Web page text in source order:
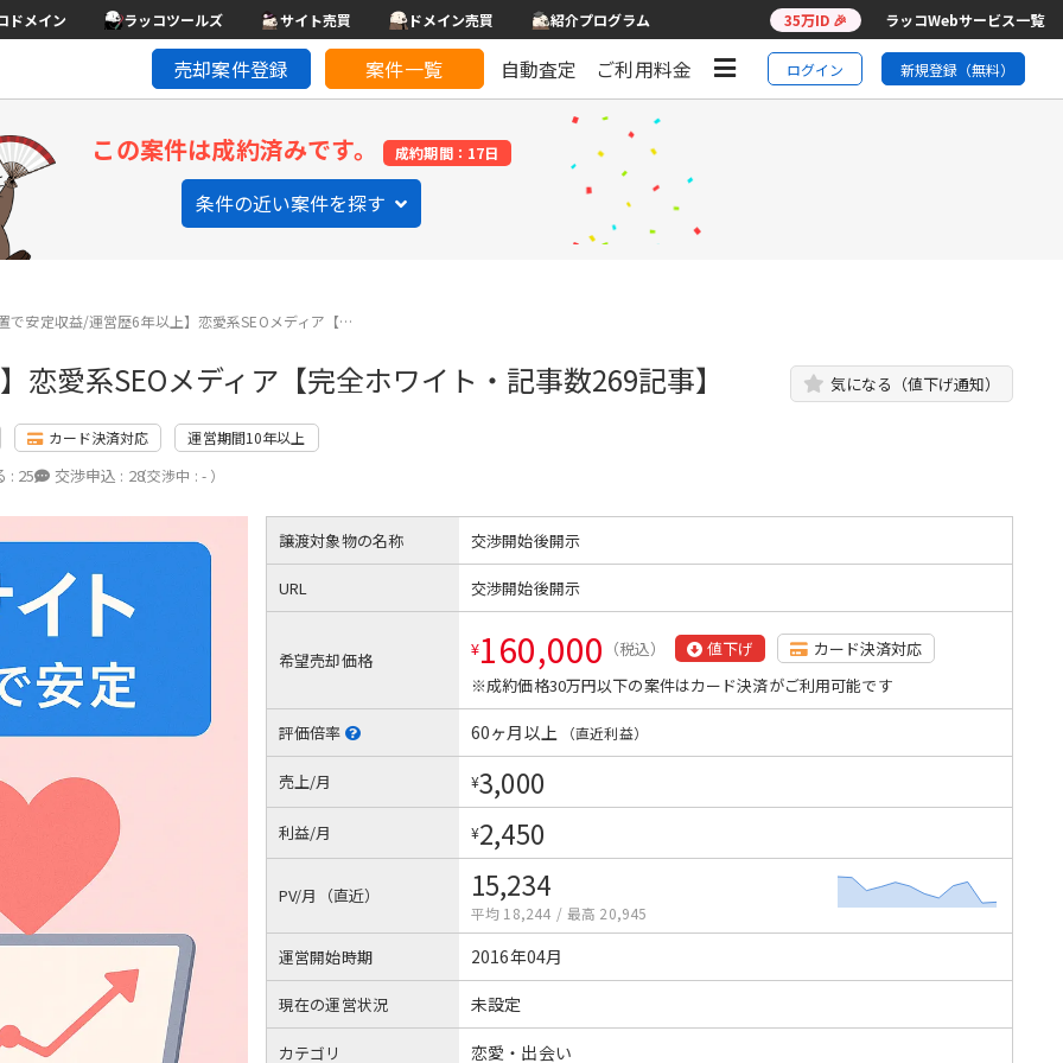
ドメイン ラッコツールズ サイト売買 ドメイン売買 紹介プログラム 35万ID 🎉 ラッコWebサービス一覧
売却案件登録 案件一覧 自動査定 ご利用料金 ログイン 新規登録（無料）
この案件は成約済みです。 成約期間：17日
条件の近い案件を探す
で安定収益/運営歴6年以上】恋愛系SEOメディア【…
愛系SEOメディア【完全ホワイト・記事数269記事】 気になる（値下げ通知）
カード決済対応 運営期間10年以上
: 25 交渉申込 : 28
（交渉中 : - ）
譲渡対象物の名称 交渉開始後開示
URL 交渉開始後開示
希望売却価格 ¥160,000 （税込） 値下げ
カード決済対応
※成約価格30万円以下の案件はカード決済がご利用可能です
評価倍率 60ヶ月以上 （直近利益）
売上/月 ¥3,000
利益/月 ¥2,450
PV/月（直近） 15,234
平均 18,244 / 最高 20,945
運営開始時期 2016年04月
現在の運営状況 未設定
カテゴリ 恋愛・出会い